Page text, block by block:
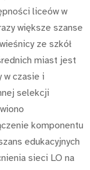
liceów w
większe szanse
ze szkół
miast jest
czasie i
selekcji
komponentu
edukacyjnych
sieci LO na